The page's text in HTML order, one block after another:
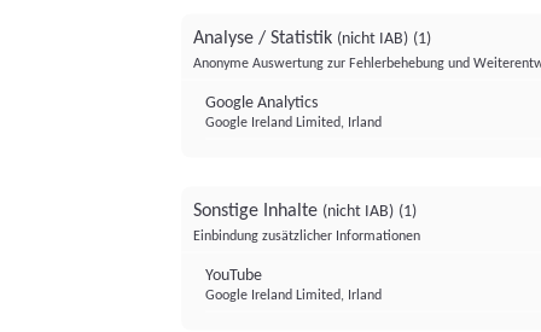
Analyse / Statistik (nicht IAB) (1)
Anonyme Auswertung zur Fehlerbehebung und
Google Analytics
Google Ireland Limited, Irland
Sonstige Inhalte (nicht IAB) (1)
Einbindung zusätzlicher Informationen
YouTube
Google Ireland Limited, Irland